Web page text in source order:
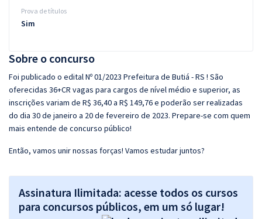
Sobre o concurso
Foi publicado o edital Nº 01/2023 Prefeitura de Butiá - RS ! São
oferecidas 36+CR vagas para cargos de nível médio e superior, as
inscrições variam de R$ 36,40 a R$ 149,76 e poderão ser realizadas
do dia 30 de janeiro a 20 de fevereiro de 2023. Prepare-se com quem
mais entende de concurso público!
Então, vamos unir nossas forças! Vamos estudar juntos?
Assinatura Ilimitada: acesse todos os cursos
para concursos públicos, em um só lugar!
Prova de títulos
Sim